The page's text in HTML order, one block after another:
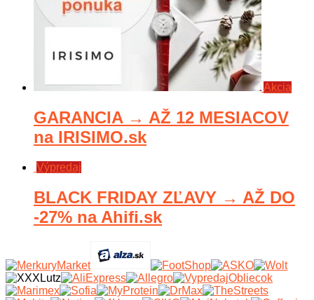
Akcia
GARANCIA → AŽ 12 MESIACOV
na IRISIMO.sk
Výpredaj
BLACK FRIDAY ZĽAVY → AŽ DO
-27% na Ahifi.sk